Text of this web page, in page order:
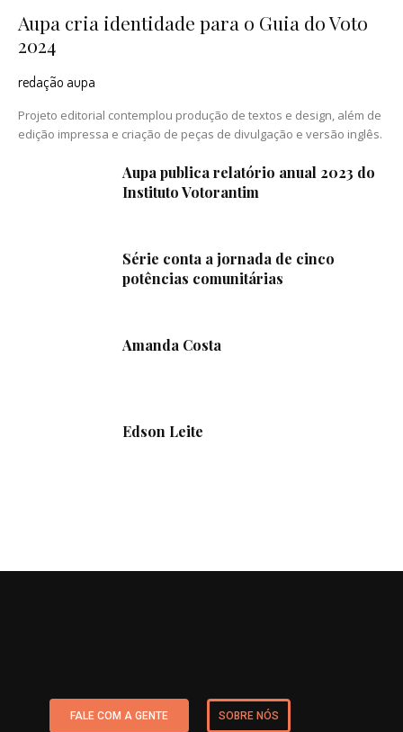
Aupa cria identidade para o Guia do Voto
2024
redação aupa
Projeto editorial contemplou produção de textos e design, além de
edição impressa e criação de peças de divulgação e versão inglês.
Aupa publica relatório anual 2023 do
Instituto Votorantim
Série conta a jornada de cinco
potências comunitárias
Amanda Costa
Edson Leite
FALE COM A GENTE SOBRE NÓS